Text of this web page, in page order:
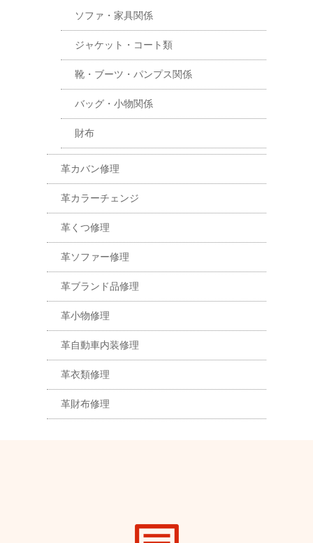
ソファ・家具関係
ジャケット・コート類
靴・ブーツ・パンプス関係
バッグ・小物関係
財布
革カバン修理
革カラーチェンジ
革くつ修理
革ソファー修理
革ブランド品修理
革小物修理
革自動車内装修理
革衣類修理
革財布修理